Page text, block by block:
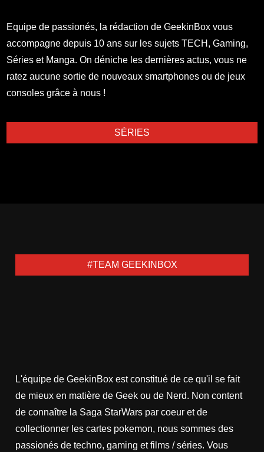
Equipe de passionés, la rédaction de GeekinBox vous
accompagne depuis 10 ans sur les sujets TECH, Gaming,
Séries et Manga. On déniche les dernières actus, vous ne
ratez aucune sortie de nouveaux smartphones ou de jeux
consoles grâce à nous !
SÉRIES
#TEAM GEEKINBOX
L'équipe de GeekinBox est constitué de ce qu'il se fait
de mieux en matière de Geek ou de Nerd. Non content
de connaître la Saga StarWars par coeur et de
collectionner les cartes pokemon, nous sommes des
passionés de techno, gaming et films / séries. Vous